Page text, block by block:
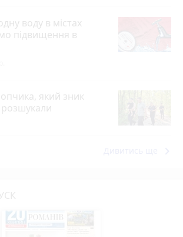
воду в містах
підвищення в
який зник
розшукали